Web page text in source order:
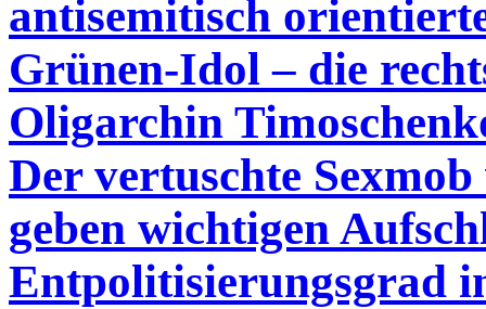
antisemitisch
Grünen-Idol – die
Oligarchin
Der vertuschte
geben wichtigen
Entpolitisierungsgrad